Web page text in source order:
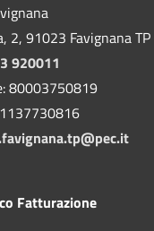
2, 91023 Favignana TP
920011
80003750819
Fatturazione